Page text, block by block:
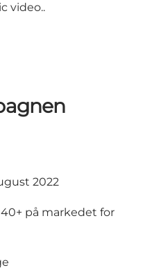
video..
2022
på markedet for